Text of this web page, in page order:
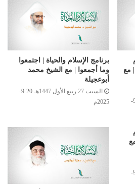
التعزير في الفقه الإسلامي 2 | مع
الأثنين 29 ربيع الأول 1447هـ 22-9-
برنامج الإسلام والحياة | اجتمعوا
وما أجمعوا | مع الشيخ محمد
أبوعجيلة
السبت 27 ربيع الأول 1447هـ 20-9-
2025م
الأثنين 22 ربيع الأول 1447هـ 15-9-